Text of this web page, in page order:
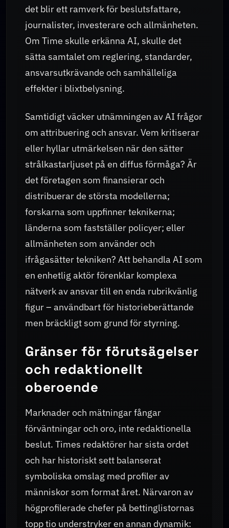
det blir ett ramverk för beslutsfattare,
journalister, investerare och allmänheten.
Om Time skulle erkänna AI, skulle det
sätta samtalet om reglering, standarder,
ansvarsutkrävande och samhälleliga
effekter i blixtbelysning.
Samtidigt väcker utnämningen av AI frågor
om attribuering och ansvar. Vem kritiserar
eller hyllar utmärkelsen när den sätter
strålkastarljuset på en diffus förmåga? Är
det företagen som finansierar och
distribuerar de största modellerna;
forskarna som uppfinner teknikerna;
länderna som fastställer policyer; eller
allmänheten som använder och
ifrågasätter tekniken? Att behandla AI som
en enhetlig aktör förenklar komplexa
nätverk av ansvar till en enda rubrikvänlig
figur – användbart för historieberättande
men bräckligt som grund för styrning.
Gränser för förutsägelser
och redaktionellt
oberoende
Marknader och mätningar fångar
förväntningar och oro, inte redaktionella
beslut. Times redaktörer har sista ordet
och har historiskt sett balanserat
symboliska omslag med profiler av
människor som format året. Närvaron av
högprofilerade chefer på bettinglistornas
topp tio understryker en annan dynamik: